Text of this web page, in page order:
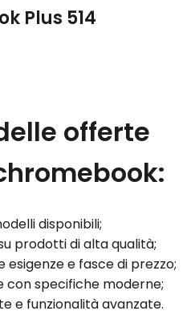
Plus 514
offerte
disponibili;
prodotti di alta qualità;
e fasce di prezzo;
con specifiche moderne;
e funzionalità avanzate.